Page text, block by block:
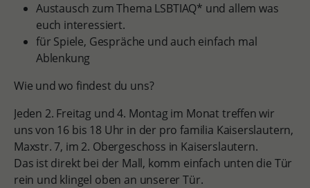
Austausch zum Thema LSBTIAQ* und allem was
euch interessiert.
für Spiele, Gespräche und auch einfach mal
Ablenkung
Wie und wo findest du uns?
Jeden 2. Freitag und 4. Montag im Monat treffen wir
uns von 16 bis 18 Uhr in der pro familia Kaiserslautern,
Maxstr. 7, im 2. Obergeschoss in Kaiserslautern.
Das ist direkt bei der Mall, komm einfach unten die Tür
rein und klingel oben an unserer Tür.